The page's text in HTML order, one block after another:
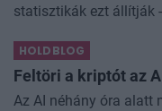
statisztikák ezt állítják
Kevesebb alkoholt
HOLDBLOG
Feltöri a kriptót az
Az AI néhány óra alatt